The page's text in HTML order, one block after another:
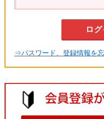
⇒パスワード、登録情報を